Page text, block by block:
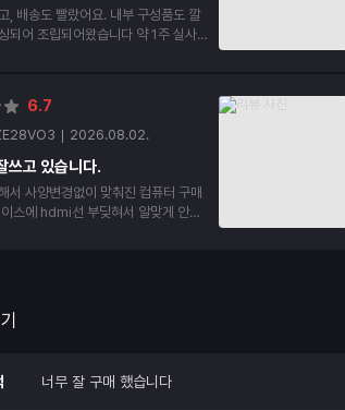
, 배송도 빨랐어요. 내부 구성품도 깔
되어 조립되어왔습니다 약 1주 실사용
6.7
2026.08.02.
쓰고 있습니다.
서 사양변경없이 맞춰진 컴퓨터 구매
너무 잘 구매 했습니다